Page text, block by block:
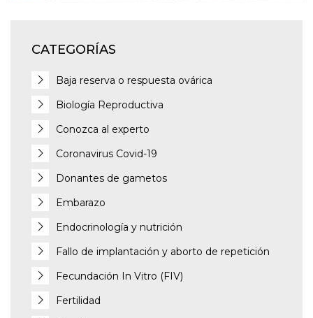
CATEGORÍAS
Baja reserva o respuesta ovárica
Biología Reproductiva
Conozca al experto
Coronavirus Covid-19
Donantes de gametos
Embarazo
Endocrinología y nutrición
Fallo de implantación y aborto de repetición
Fecundación In Vitro (FIV)
Fertilidad